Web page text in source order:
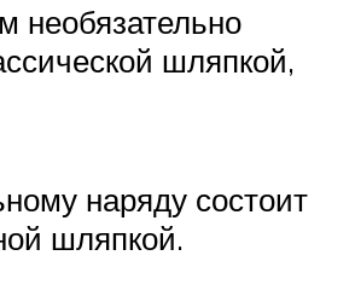
необязательно
шляпкой,
наряду состоит
шляпкой.